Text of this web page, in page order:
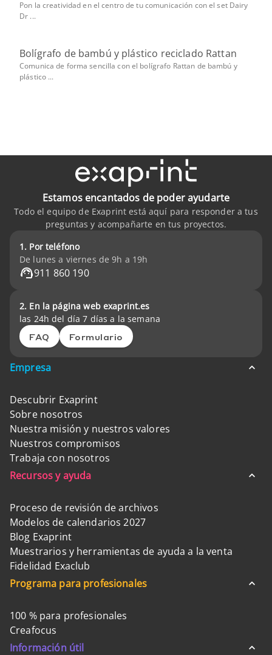
Pon la creatividad en el centro de tu comunicación con el set Dairy
Dr ...
Bolígrafo de bambú y plástico reciclado Rattan
Comunica de forma sencilla con el bolígrafo Rattan de bambú y
plástico ...
Estamos encantados de poder ayudarte
Todo el equipo de Exaprint está aquí para responder a tus
preguntas y acompañarte en tus proyectos.
1. Por teléfono
De lunes a viernes de 9h a 19h
911 860 190
2. En la página web exaprint.es
las 24h del día 7 días a la semana
FAQ Formulario
Empresa
Descubrir Exaprint
Sobre nosotros
Nuestra misión y nuestros valores
Nuestros compromisos
Trabaja con nosotros
Recursos y ayuda
Proceso de revisión de archivos
Modelos de calendarios 2027
Blog Exaprint
Muestrarios y herramientas de ayuda a la venta
Fidelidad Exaclub
Programa para profesionales
100 % para profesionales
Creafocus
Información útil